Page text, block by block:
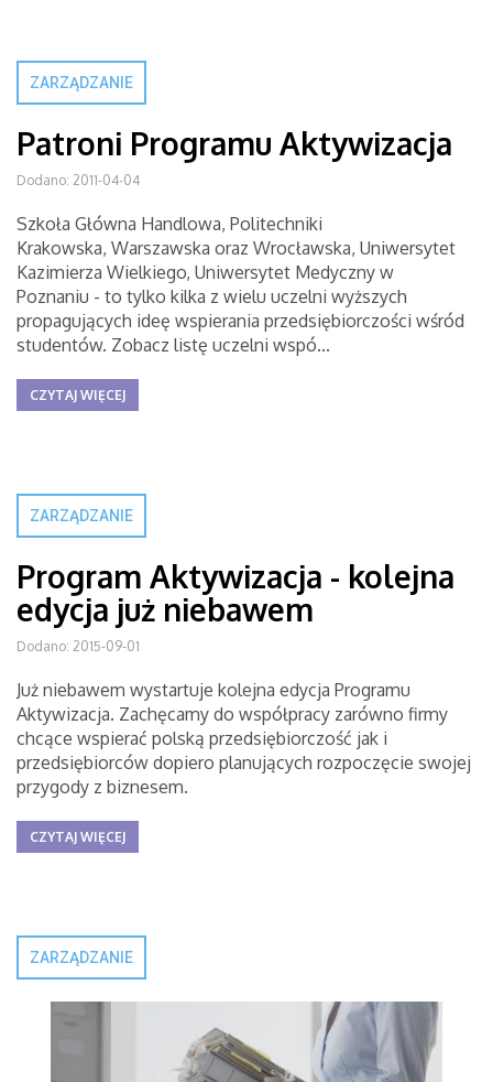
ZARZĄDZANIE
Patroni Programu Aktywizacja
Dodano: 2011-04-04
Szkoła Główna Handlowa, Politechniki
Krakowska, Warszawska oraz Wrocławska, Uniwersytet
Kazimierza Wielkiego, Uniwersytet Medyczny w
Poznaniu - to tylko kilka z wielu uczelni wyższych
propagujących ideę wspierania przedsiębiorczości wśród
studentów. Zobacz listę uczelni wspó...
CZYTAJ WIĘCEJ
ZARZĄDZANIE
Program Aktywizacja - kolejna
edycja już niebawem
Dodano: 2015-09-01
Już niebawem wystartuje kolejna edycja Programu
Aktywizacja. Zachęcamy do współpracy zarówno firmy
chcące wspierać polską przedsiębiorczość jak i
przedsiębiorców dopiero planujących rozpoczęcie swojej
przygody z biznesem.
CZYTAJ WIĘCEJ
ZARZĄDZANIE